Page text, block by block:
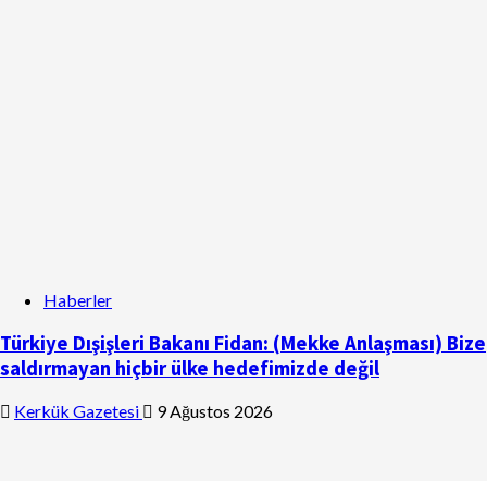
Haberler
Türkiye Dışişleri Bakanı Fidan: (Mekke Anlaşması) Bize
saldırmayan hiçbir ülke hedefimizde değil
Kerkük Gazetesi 9 Ağustos 2026